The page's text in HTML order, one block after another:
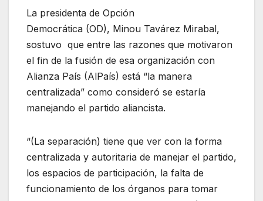
La presidenta de Opción
Democrática (OD), Minou Tavárez Mirabal,
sostuvo que entre las razones que motivaron
el fin de la fusión de esa organización con
Alianza País (AlPaís) está “la manera
centralizada” como consideró se estaría
manejando el partido aliancista.
“(La separación) tiene que ver con la forma
centralizada y autoritaria de manejar el partido,
los espacios de participación, la falta de
funcionamiento de los órganos para tomar